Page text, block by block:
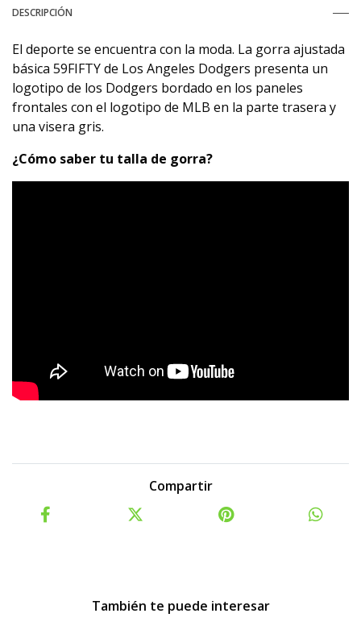
DESCRIPCIÓN
El deporte se encuentra con la moda. La gorra ajustada
básica 59FIFTY de Los Angeles Dodgers presenta un
logotipo de los Dodgers bordado en los paneles
frontales con el logotipo de MLB en la parte trasera y
una visera gris.
¿Cómo saber tu talla de gorra?
Compartir
También te puede interesar